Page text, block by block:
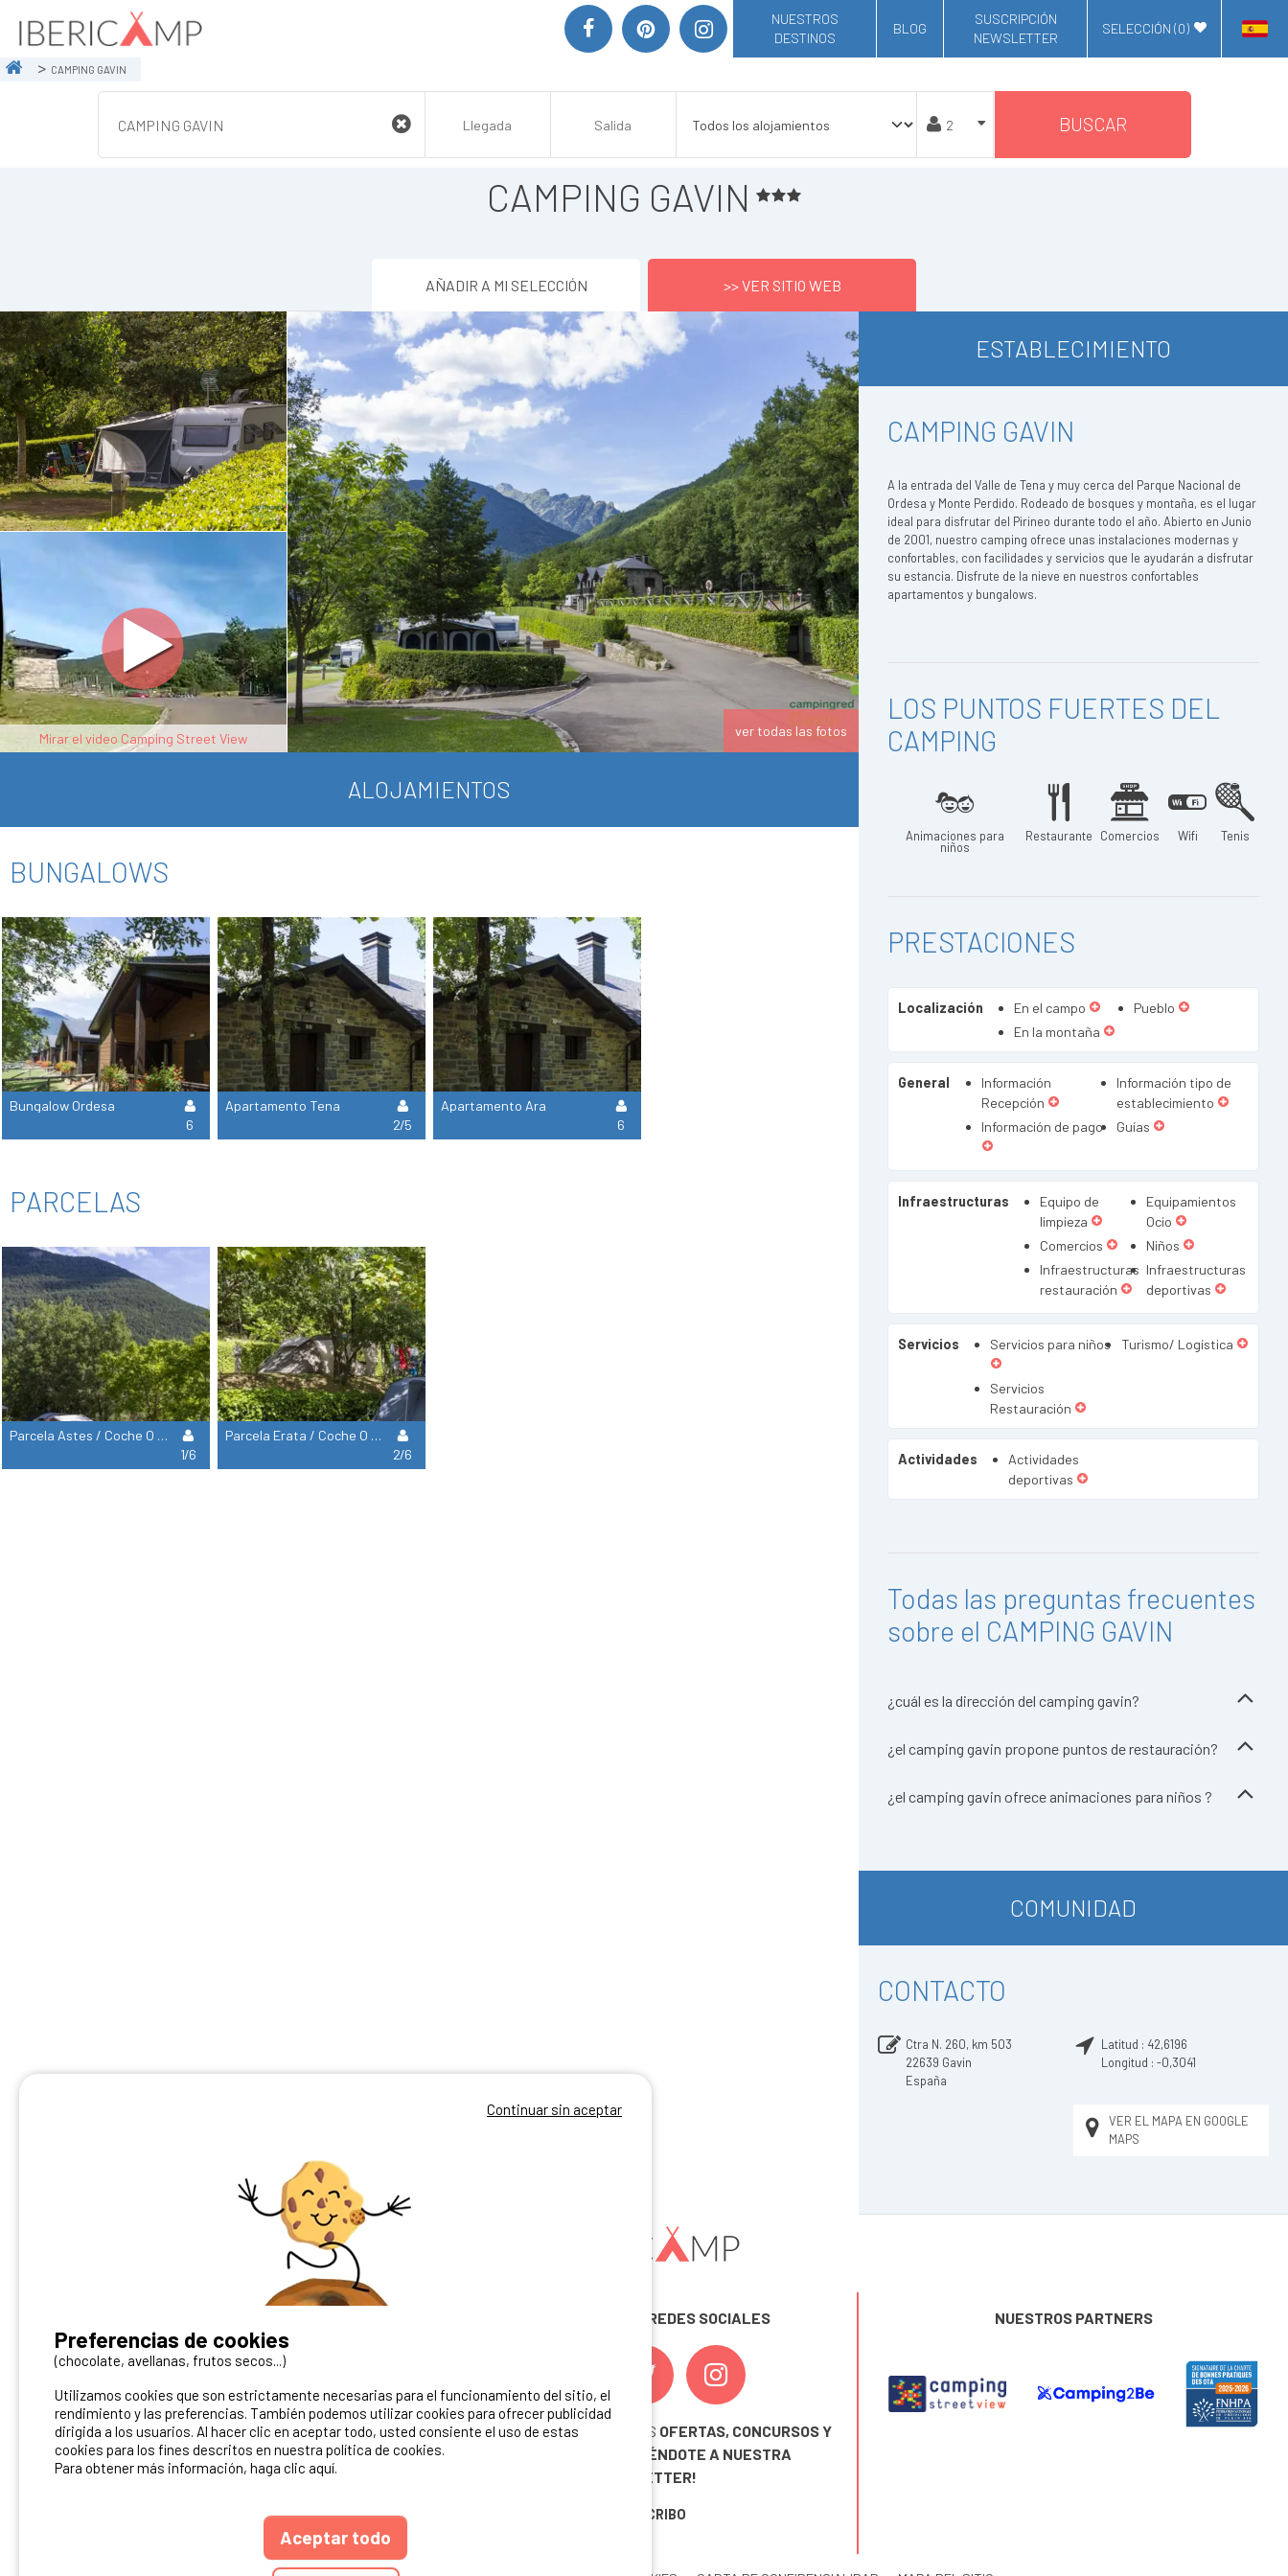
NUESTROS
DESTINOS
BLOG
SUSCRIPCIÓN
NEWSLETTER
SELECCIÓN (0)
CAMPING GAVIN
BUSCAR
CAMPING GAVIN
AÑADIR A MI SELECCIÓN >> VER SITIO WEB
Mirar el video Camping Street View ver todas las fotos
ALOJAMIENTOS
BUNGALOWS
Bungalow Ordesa
6
Apartamento Tena
2/5
Apartamento Ara
6
PARCELAS
Parcela Astes / Coche O Moto / Tienda/Caravana O Autocaravana
1/6
Parcela Erata / Coche O Moto / Tienda/Caravana O Autocaravana / Electricidad
2/6
ESTABLECIMIENTO
CAMPING GAVIN
A la entrada del Valle de Tena y muy cerca del Parque Nacional de
Ordesa y Monte Perdido. Rodeado de bosques y montaña, es el lugar
ideal para disfrutar del Pirineo durante todo el año. Abierto en Junio
de 2001, nuestro camping ofrece unas instalaciones modernas y
confortables, con facilidades y servicios que le ayudarán a disfrutar
su estancia. Disfrute de la nieve en nuestros confortables
apartamentos y bungalows.
LOS PUNTOS FUERTES DEL
CAMPING
Animaciones para
niños
Restaurante Comercios Wifi Tenis
PRESTACIONES
Localización En el campo
Pueblo
En la montaña
General
Información
Recepción
Información tipo de
establecimiento
Información de pago
Guías
Infraestructuras
Equipo de
limpieza
Equipamientos
Ocio
Comercios
Niños
Infraestructuras
restauración
Infraestructuras
deportivas
Servicios Servicios para niños Turismo/ Logística
Servicios
Restauración
Actividades
Actividades
deportivas
Todas las preguntas frecuentes
sobre el CAMPING GAVIN
¿cuál es la dirección del camping gavin?
¿el camping gavin propone puntos de restauración?
¿el camping gavin ofrece animaciones para niños ?
COMUNIDAD
CONTACTO
Ctra N. 260, km 503
22639 Gavin
España
Latitud : 42,6196
Longitud : -0,3041
VER EL MAPA EN GOOGLE
MAPS
Puedes difundirlo en nuestro sitio
Contacto Ibericamp
SÍGUENOS EN LAS REDES SOCIALES
¡ Y NO TE PIERDAS NUESTRAS OFERTAS, CONCURSOS Y
INSCRIBIÉNDOTE A NUESTRA
NEWSLETTER!
ME INSCRIBO
NUESTROS PARTNERS
Continuar sin aceptar
Preferencias de cookies
(chocolate, avellanas, frutos secos...)
Utilizamos cookies que son estrictamente necesarias para el funcionamiento del sitio, el
rendimiento y las preferencias. También podemos utilizar cookies para ofrecer publicidad
dirigida a los usuarios. Al hacer clic en aceptar todo, usted consiente el uso de estas
cookies para los fines descritos en nuestra política de cookies.
Para obtener más información, haga clic aquí.
Aceptar todo